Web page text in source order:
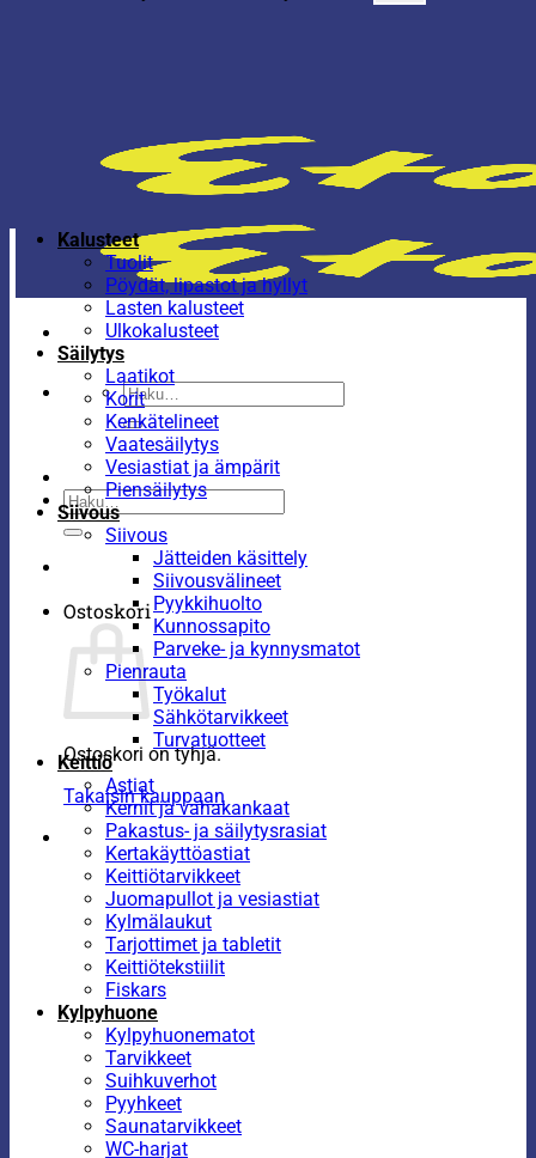
Etsi:
Etsi:
Ostoskori
Ostoskori on tyhjä.
Takaisin kauppaan
Kalusteet
Tuolit
Pöydät, lipastot ja hyllyt
Lasten kalusteet
Ulkokalusteet
Säilytys
Laatikot
Korit
Kenkätelineet
Vaatesäilytys
Vesiastiat ja ämpärit
Piensäilytys
Siivous
Siivous
Jätteiden käsittely
Siivousvälineet
Pyykkihuolto
Kunnossapito
Parveke- ja kynnysmatot
Pienrauta
Työkalut
Sähkötarvikkeet
Turvatuotteet
Keittiö
Astiat
Kernit ja vahakankaat
Pakastus- ja säilytysrasiat
Kertakäyttöastiat
Keittiötarvikkeet
Juomapullot ja vesiastiat
Kylmälaukut
Tarjottimet ja tabletit
Keittiötekstiilit
Fiskars
Kylpyhuone
Kylpyhuonematot
Tarvikkeet
Suihkuverhot
Pyyhkeet
Saunatarvikkeet
WC-harjat